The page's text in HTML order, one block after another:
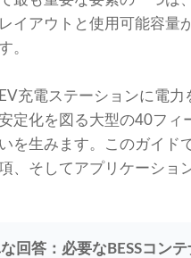
イアウトと使用可能容量
。
EV充電ステーションに電
定化を図る大型の40フィ
を生みます。このガイド
、そしてアプリケーショ
回答：必要なBESSコン